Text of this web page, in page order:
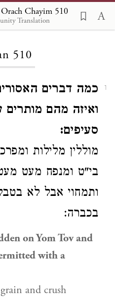
Chayim 510
Translation
510
1
כמה דברים
ואיזה מהם מותרים
סעיפים:
מוללין מלילות
בי"ט ומנפח מעט
ותמחוי אבל לא
בכברה:
on Yom Tov and
with a
and crush